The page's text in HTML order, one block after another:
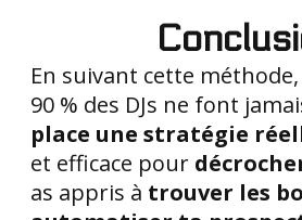
En suivant cette
90 % des DJs ne font
place une stratégie
et efficace pour
as appris à trouver les